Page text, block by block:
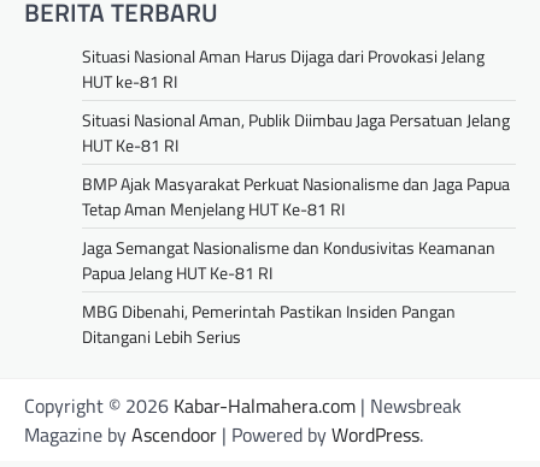
BERITA TERBARU
Situasi Nasional Aman Harus Dijaga dari Provokasi Jelang
HUT ke-81 RI
Situasi Nasional Aman, Publik Diimbau Jaga Persatuan Jelang
HUT Ke-81 RI
BMP Ajak Masyarakat Perkuat Nasionalisme dan Jaga Papua
Tetap Aman Menjelang HUT Ke-81 RI
Jaga Semangat Nasionalisme dan Kondusivitas Keamanan
Papua Jelang HUT Ke-81 RI
MBG Dibenahi, Pemerintah Pastikan Insiden Pangan
Ditangani Lebih Serius
Copyright © 2026 Kabar-Halmahera.com | Newsbreak
Magazine byAscendoor | Powered byWordPress.